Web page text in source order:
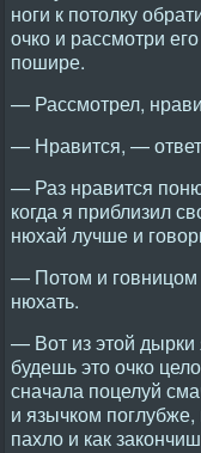
ноги к потолку
очко и рассмотри
пошире.
— Рассмотрел,
— Нравится, —
— Раз нравится
когда я приблизил
нюхай лучше и
— Потом и говницом
нюхать.
— Вот из этой дырки
будешь это очко
сначала поцелуй
и язычком
пахло и как